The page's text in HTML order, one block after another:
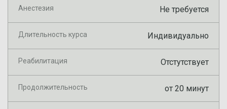
Анестезия Не требуется
Длительность курса Индивидуально
Реабилитация Отстутствует
Продолжительность от 20 минут